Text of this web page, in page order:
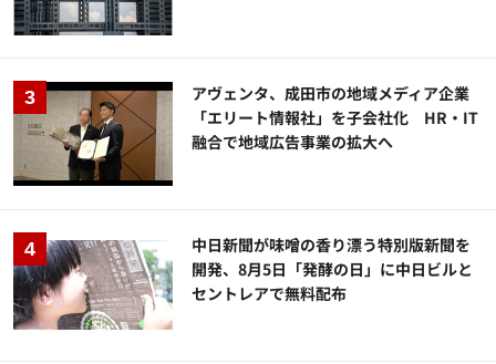
アヴェンタ、成田市の地域メディア企業
「エリート情報社」を子会社化 HR・IT
融合で地域広告事業の拡大へ
中日新聞が味噌の香り漂う特別版新聞を
開発、8月5日「発酵の日」に中日ビルと
セントレアで無料配布